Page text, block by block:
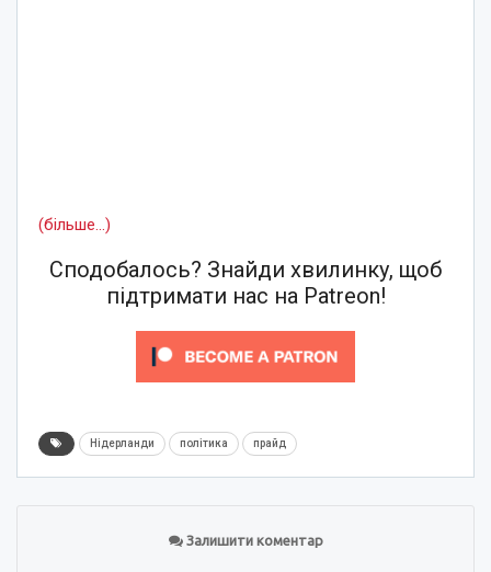
(більше…)
Сподобалось? Знайди хвилинку, щоб
підтримати нас на Patreon!
Нідерланди політика прайд
Залишити коментар